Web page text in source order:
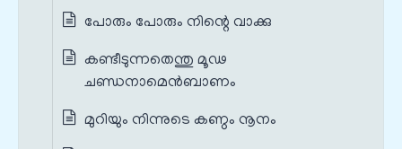
പോരും പോരും നിന്റെ വാക്കു
കണ്ടീടുന്നതെന്തു മൂഢ
ചണ്ഡനാമെന്‍ബാണം
മുറിയും നിന്നുടെ കണ്ഠം നൂനം